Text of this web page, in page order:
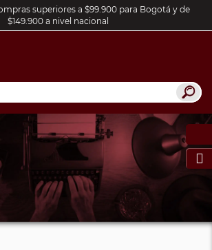
superiores a $99.900 para Bogotá y de
$149.900 a nivel nacional
